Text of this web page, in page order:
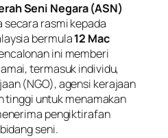
Seni Negara (ASN)
secara rasmi kepada
bermula12 Mac
ini memberi
termasuk individu,
(NGO), agensi kerajaan
tinggi untuk menamakan
pengiktirafan
seni.